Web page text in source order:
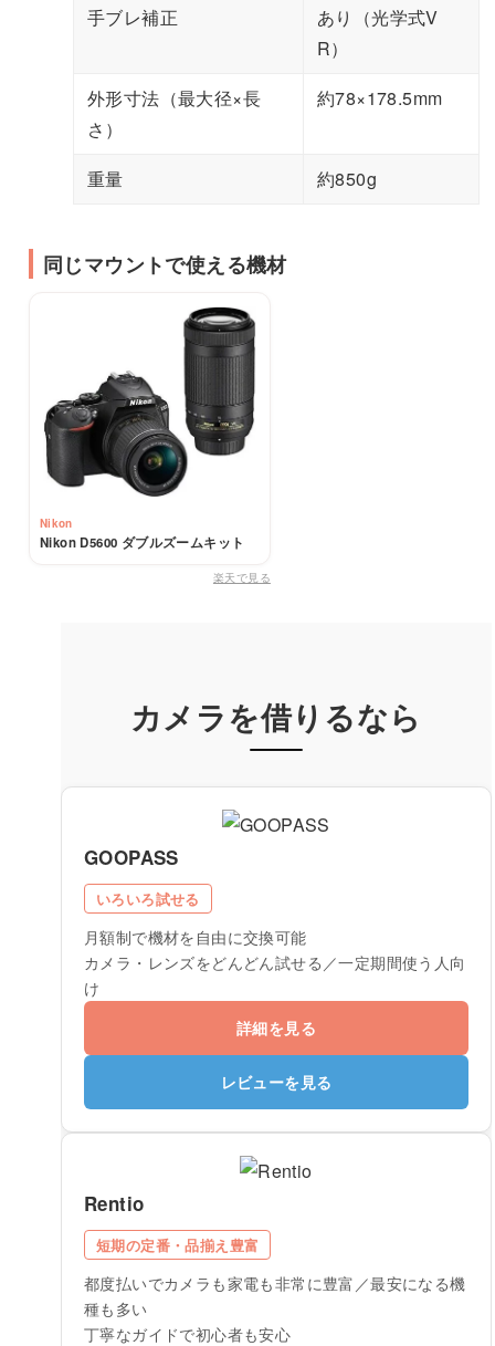
手ブレ補正
あり（光学式V
R）
外形寸法（最大径×長
さ）
約78×178.5mm
重量 約850g
同じマウントで使える機材
Nikon
Nikon D5600 ダブルズームキット
楽天で見る
カメラを借りるなら
GOOPASS
いろいろ試せる
月額制で機材を自由に交換可能
カメラ・レンズをどんどん試せる／一定期間使う人向
け
詳細を見る
レビューを見る
Rentio
短期の定番・品揃え豊富
都度払いでカメラも家電も非常に豊富／最安になる機
種も多い
丁寧なガイドで初心者も安心